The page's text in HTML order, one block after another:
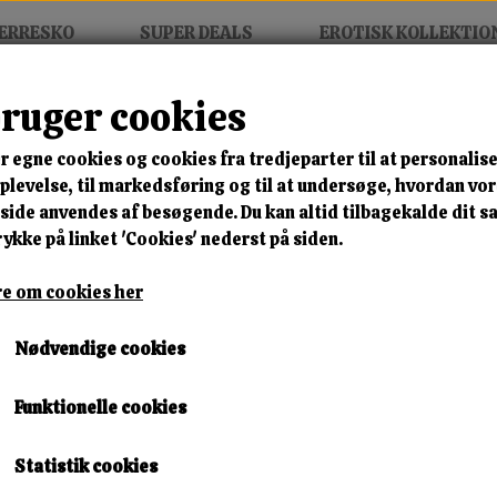
SUPER DEALS EROTISK
Gear Glans Masturbator - 3 Attachable Dilators
MIX FRIT • KØB 3 BETAL
Rebel Men´s Gear Glans
Dilators
🎁 SPAR 10 % – KLIK
Lagerstatus:1 på lager
cookies
egne cookies og cookies fra tredjeparter til at
til markedsføring og til at undersøge, hvordan
anvendes af besøgende. Du kan altid tilbagekalde dit
på linket 'Cookies' nederst på siden.
om cookies her
Nødvendige cookies
Funktionelle cookies
Statistik cookies